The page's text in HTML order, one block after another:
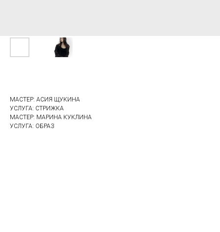
МАСТЕР: АСИЯ ЩУКИНА
УСЛУГА: СТРИЖКА
МАСТЕР: МАРИНА КУКЛИНА
УСЛУГА: ОБРАЗ